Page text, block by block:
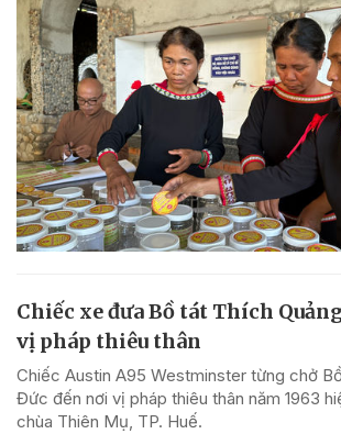
Chiếc xe đưa Bồ tát Thích
vị pháp thiêu thân
Chiếc Austin A95 Westminster từng chở
Đức đến nơi vị pháp thiêu thân năm 1963
chùa Thiên Mụ, TP. Huế.